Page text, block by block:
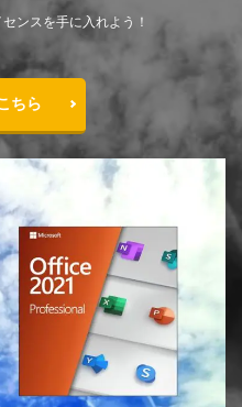
ンスを手に入れよう！
ちら